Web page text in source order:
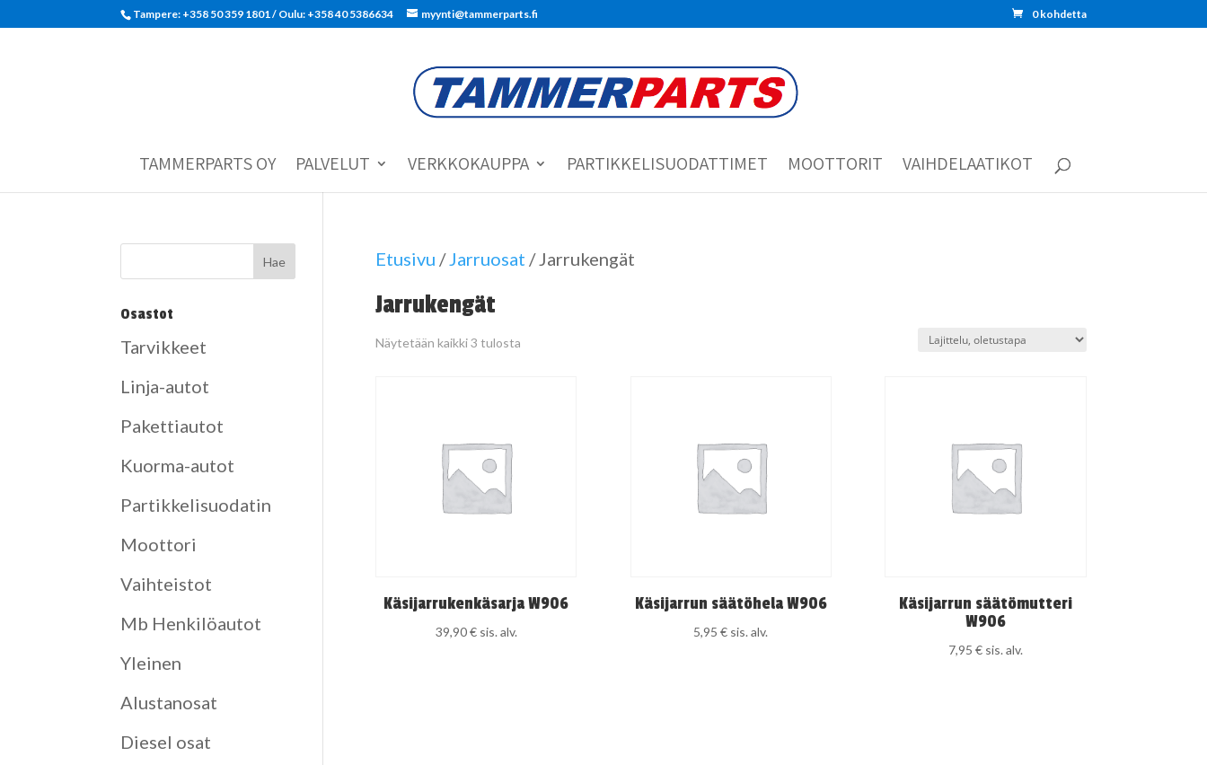
Tampere: +358 50 359 1801‬ / Oulu: +358 40 5386634 myynti@tammerparts.fi 0 kohdetta
TAMMERPARTS OY PALVELUT VERKKOKAUPPA PARTIKKELISUODATTIMET MOOTTORIT VAIHDELAATIKOT
Etusivu /Jarruosat / Jarrukengät
Jarrukengät
Näytetään kaikki 3 tulosta
Käsijarrukenkäsarja W906
39,90€ sis. alv.
Käsijarrun säätöhela W906
5,95€ sis. alv.
Käsijarrun säätömutteri
W906
7,95 € sis. alv.
Osastot
Tarvikkeet
Linja-autot
Pakettiautot
Kuorma-autot
Partikkelisuodatin
Moottori
Vaihteistot
Mb Henkilöautot
Yleinen
Alustanosat
Diesel osat